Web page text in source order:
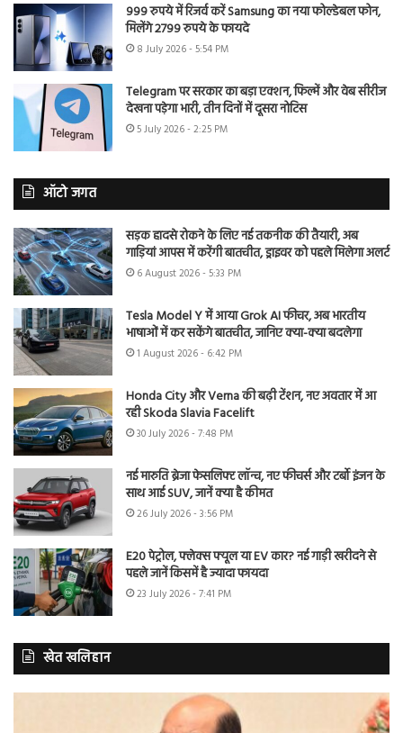
999 रुपये में रिजर्व करें Samsung का नया फोल्डेबल फोन,
मिलेंगे 2799 रुपये के फायदे
8 July 2026 - 5:54 PM
Telegram पर सरकार का बड़ा एक्शन, फिल्में और वेब सीरीज
देखना पड़ेगा भारी, तीन दिनों में दूसरा नोटिस
5 July 2026 - 2:25 PM
ऑटो जगत
सड़क हादसे रोकने के लिए नई तकनीक की तैयारी, अब
गाड़ियां आपस में करेंगी बातचीत, ड्राइवर को पहले मिलेगा अलर्ट
6 August 2026 - 5:33 PM
Tesla Model Y में आया Grok AI फीचर, अब भारतीय
भाषाओं में कर सकेंगे बातचीत, जानिए क्या-क्या बदलेगा
1 August 2026 - 6:42 PM
Honda City और Verna की बढ़ी टेंशन, नए अवतार में आ
रही Skoda Slavia Facelift
30 July 2026 - 7:48 PM
नई मारुति ब्रेजा फेसलिफ्ट लॉन्च, नए फीचर्स और टर्बो इंजन के
साथ आई SUV, जानें क्या है कीमत
26 July 2026 - 3:56 PM
E20 पेट्रोल, फ्लेक्स फ्यूल या EV कार? नई गाड़ी खरीदने से
पहले जानें किसमें है ज्यादा फायदा
23 July 2026 - 7:41 PM
खेत खलिहान